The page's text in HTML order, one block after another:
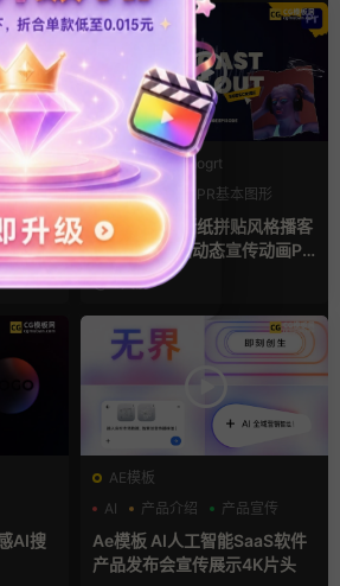
传
据展示
PR基本图形mogrt
LOGO动画
PR基本图形
复古风
pr模板 做旧撕纸拼贴风格播客
节目开场介绍动态宣传动画PR
模版6天前
AI搜
AE模板
AI
产品介绍 产品宣传
Ae模板 AI人工智能SaaS软件
产品发布会宣传展示4K片头